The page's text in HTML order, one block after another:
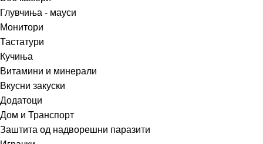
Глувчиња - мауси
Монитори
Тастатури
Кучиња
Витамини и минерали
Вкусни закуски
Додатоци
Дом и Транспорт
Заштита од надворешни паразити